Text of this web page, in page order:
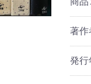
著作
発行